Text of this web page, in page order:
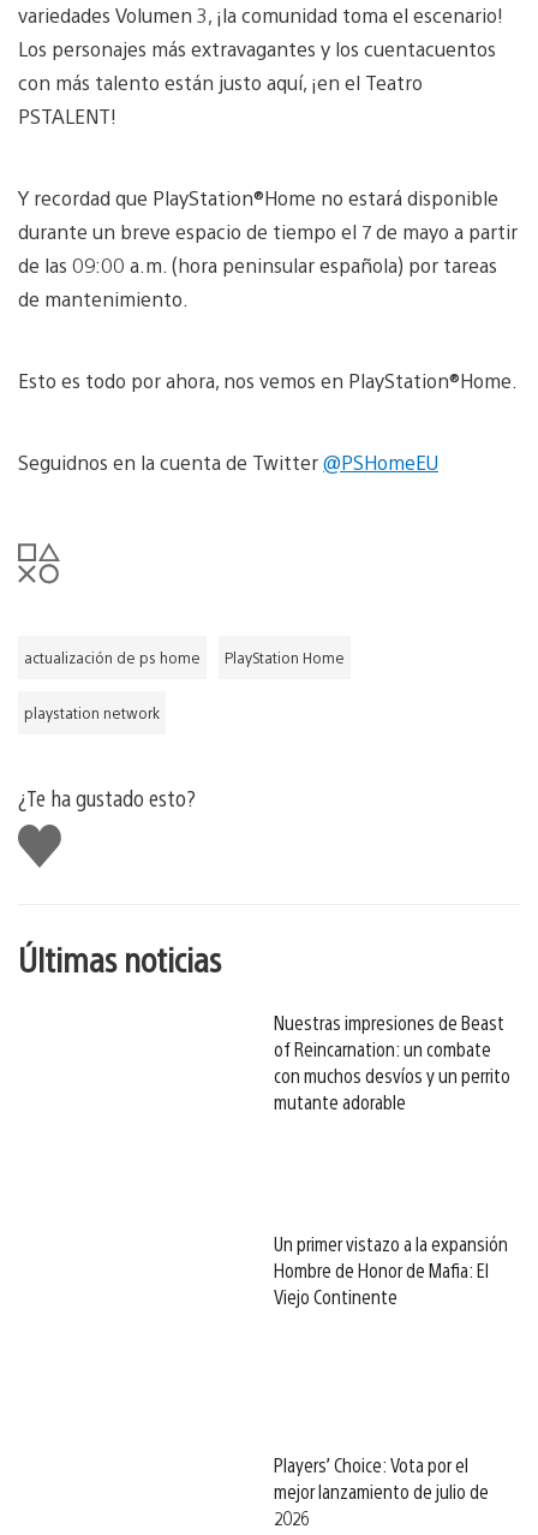
variedades Volumen 3, ¡la comunidad toma el escenario!
Los personajes más extravagantes y los cuentacuentos
con más talento están justo aquí, ¡en el Teatro
PSTALENT!
Y recordad que PlayStation®Home no estará disponible
durante un breve espacio de tiempo el 7 de mayo a partir
de las 09:00 a.m. (hora peninsular española) por tareas
de mantenimiento.
Esto es todo por ahora, nos vemos en PlayStation®Home.
Seguidnos en la cuenta de Twitter@PSHomeEU
actualización de ps home PlayStation Home
playstation network
¿Te ha gustado esto?
Me
gusta
Últimas noticias
Nuestras impresiones de Beast
of Reincarnation: un combate
con muchos desvíos y un perrito
mutante adorable
Un primer vistazo a la expansión
Hombre de Honor de Mafia: El
Viejo Continente
Players’ Choice: Vota por el
mejor lanzamiento de julio de
2026